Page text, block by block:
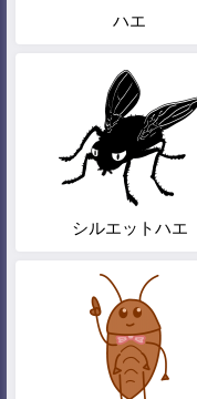
ハエ
シルエットハエ